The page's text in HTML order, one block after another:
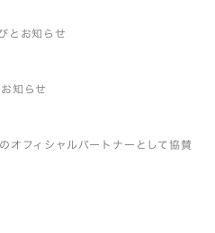
とお知らせ
知らせ
オフィシャルパートナーとして協賛